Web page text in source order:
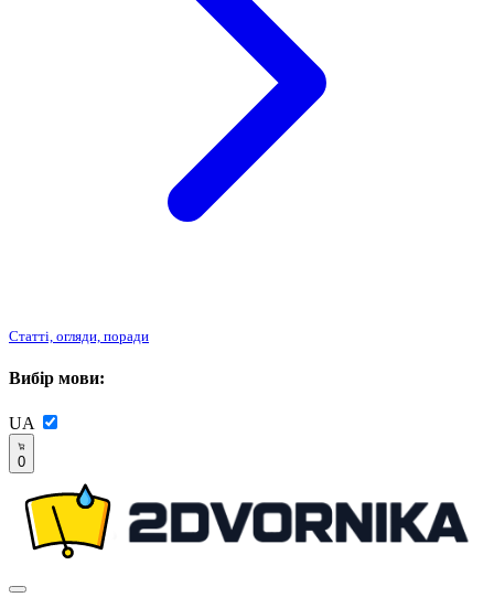
Статті, огляди, поради
Вибір мови:
UA
0